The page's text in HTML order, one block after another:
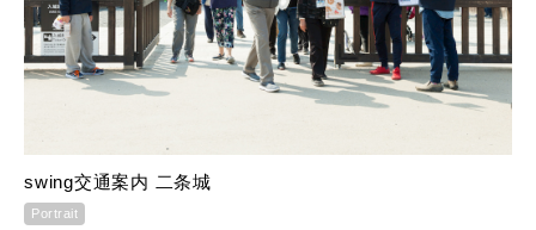
swing交通案内 二条城
Portrait